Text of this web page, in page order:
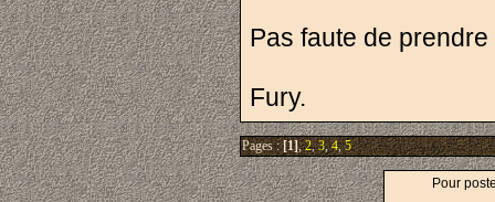
Pas faute de
Fury.
Pages :[1],2,3,4,5
Pour